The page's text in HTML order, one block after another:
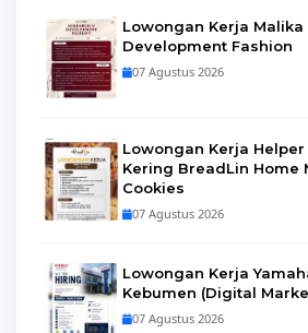
Lowongan Kerja Malika
Development Fashion
07 Agustus 2026
Lowongan Kerja
Kering BreadLin Home
Cookies
07 Agustus 2026
Lowongan Kerja
Kebumen (Digital
07 Agustus 2026